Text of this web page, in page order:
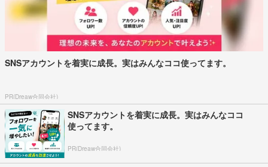
SNSアカウントを着実に成長。実はみんなココ使ってます。
PR(Dreaw合同会社)
SNSアカウントを着実に成長。実はみんなココ
使ってます。
PR(Dreaw合同会社)